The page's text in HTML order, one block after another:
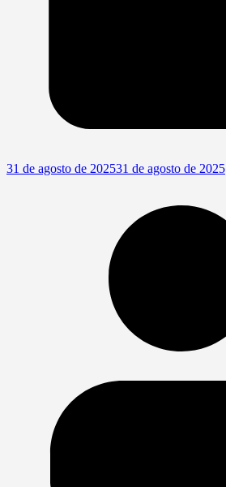
31 de agosto de 202531 de agosto de 2025